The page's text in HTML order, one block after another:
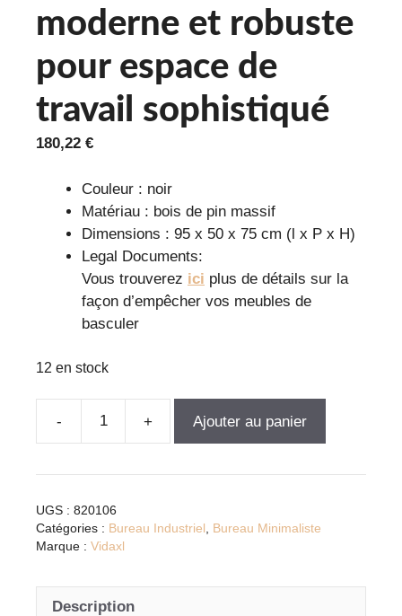
moderne et robuste
pour espace de
travail sophistiqué
180,22 €
Couleur : noir
Matériau : bois de pin massif
Dimensions : 95 x 50 x 75 cm (l x P x H)
Legal Documents:
Vous trouverez ici plus de détails sur la
façon d’empêcher vos meubles de
basculer
12 en stock
quantité
Bureau
en
pin
Ajouter au panier
UGS : 820106
Catégories : Bureau Industriel , Bureau Minimaliste
Marque : Vidaxl
Description